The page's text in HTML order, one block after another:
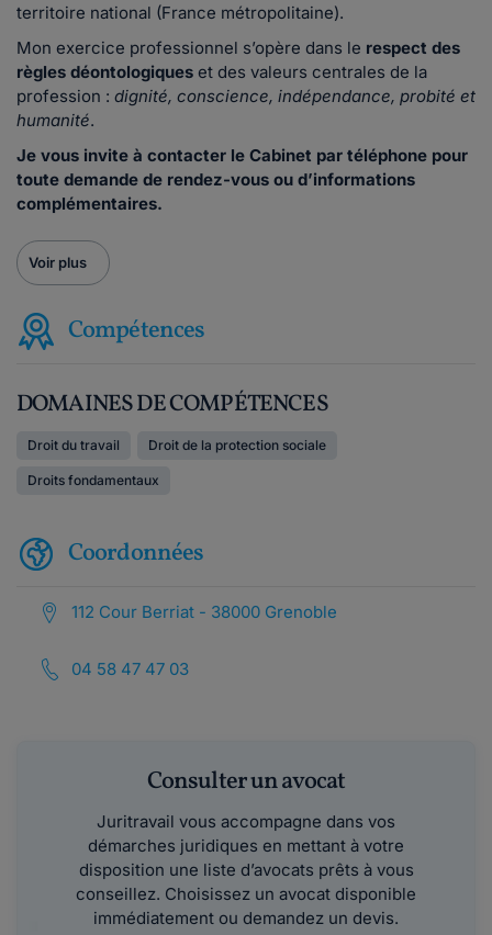
territoire national (France métropolitaine).
Mon exercice professionnel s’opère dans le respect des
règles déontologiques et des valeurs centrales de la
profession : dignité, conscience, indépendance, probité et
humanité.
Je vous invite à contacter le Cabinet par téléphone pour
toute demande de rendez-vous ou d’informations
complémentaires.
Voir plus
Compétences
DOMAINES DE COMPÉTENCES
Droit du travail Droit de la protection sociale
Droits fondamentaux
Coordonnées
112 Cour Berriat - 38000 Grenoble
04 58 47 47 03
Consulter un avocat
Juritravail vous accompagne dans vos
démarches juridiques en mettant à votre
disposition une liste d’avocats prêts à vous
conseillez. Choisissez un avocat disponible
immédiatement ou demandez un devis.